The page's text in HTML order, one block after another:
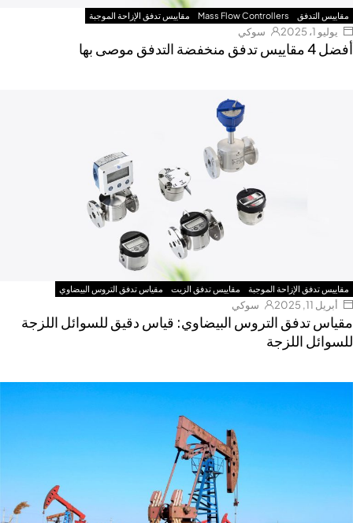
مقاييس التدفق Mass Flow Controllers مقاييس تدفق الإزاحة الموجبة
يوليو 1، 2025 سوكي
أفضل 4 مقاييس تدفق منخفضة التدفق موصى بها
مقاييس تدفق الإزاحة الموجبة مقاييس تدفق الزيت مقياس تدفق التروس البيضاوي
أبريل 11, 2025 سوكي
مقياس تدفق التروس البيضاوي: قياس دقيق للسوائل اللزجة
للسوائل اللزجة